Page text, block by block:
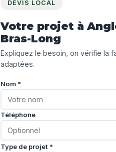
DEVIS LOCAL
Votre projet à
Bras-Long
Expliquez le besoin, on vérifie la
adaptées.
Nom *
Téléphone
Type de projet *